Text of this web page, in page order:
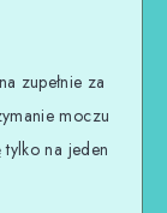
zupełnie za
moczu
na jeden